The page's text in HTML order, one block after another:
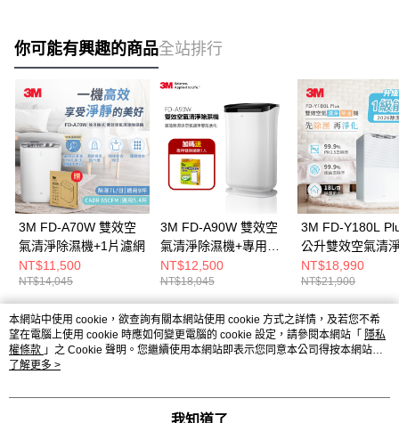
你可能有興趣的商品全站排行
3M FD-A70W 雙效空
氣清淨除濕機+1片濾網
NT$11,500
NT$14,045
3M FD-A90W 雙效空
氣清淨除濕機+專用濾
網
NT$12,500
NT$18,045
3M FD-Y180L
公升雙效空氣清
機
NT$18,990
NT$21,900
熱門標籤
本網站中使用 cookie，欲查詢有關本網站使用 cookie 方式之詳情，及若您不希
望在電腦上使用 cookie 時應如何變更電腦的 cookie 設定，請參閱本網站「 隱私
權條款 」之 Cookie 聲明。您繼續使用本網站即表示您同意本公司得按本網站使
用條款之 Cookie 聲明使用 cookie。
了解更多 >
我知道了